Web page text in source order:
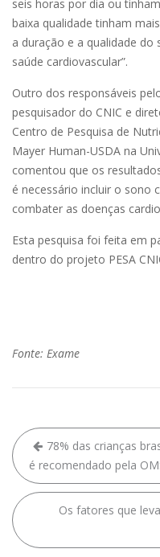
seis horas por dia ou
baixa qualidade tinham
a duração e a qualidade
saúde cardiovascular”.
Outro dos responsáveis
pesquisador do CNIC e
Centro de Pesquisa de
Mayer Human-USDA na
comentou que os
é necessário incluir o sono
combater as doenças
Esta pesquisa foi feita em
dentro do projeto PESA
Fonte: Exame
78% das crianças
é recomendado pela
Os fatores que